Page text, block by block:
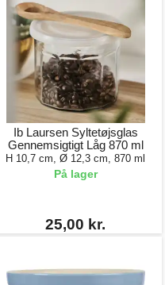
Ib Laursen Syltetøjsglas
Gennemsigtigt Låg 870 ml
H 10,7 cm, Ø 12,3 cm, 870 ml
På lager
25,00 kr.